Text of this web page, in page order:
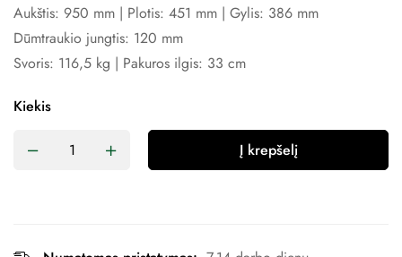
Aukštis: 950 mm | Plotis: 451 mm | Gylis: 386 mm
Dūmtraukio jungtis: 120 mm
Svoris: 116,5 kg | Pakuros ilgis: 33 cm
Kiekis
Į krepšelį